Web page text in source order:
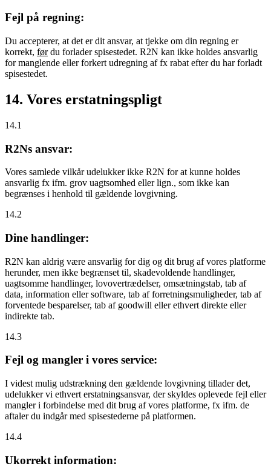
Fejl på regning:
Du accepterer, at det er dit ansvar, at tjekke om din regning er
korrekt, førdu forlader spisestedet. R2N kan ikke holdes ansvarlig
for manglende eller forkert udregning af fx rabat efter du har forladt
spisestedet.
14. Vores erstatningspligt
14.1
R2Ns ansvar:
Vores samlede vilkår udelukker ikke R2N for at kunne holdes
ansvarlig fx ifm. grov uagtsomhed eller lign., som ikke kan
begrænses i henhold til gældende lovgivning.
14.2
Dine handlinger:
R2N kan aldrig være ansvarlig for dig og dit brug af vores platforme
herunder, men ikke begrænset til, skadevoldende handlinger,
uagtsomme handlinger, lovovertrædelser, omsætningstab, tab af
data, information eller software, tab af forretningsmuligheder, tab af
forventede besparelser, tab af goodwill eller ethvert direkte eller
indirekte tab.
14.3
Fejl og mangler i vores service:
I videst mulig udstrækning den gældende lovgivning tillader det,
udelukker vi ethvert erstatningsansvar, der skyldes oplevede fejl eller
mangler i forbindelse med dit brug af vores platforme, fx ifm. de
aftaler du indgår med spisestederne på platformen.
14.4
Ukorrekt information: